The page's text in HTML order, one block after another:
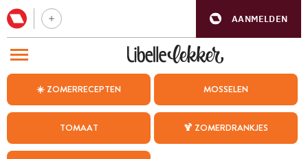
AANMELDEN
☀️ ZOMERRECEPTEN MOSSELEN
TOMAAT 🍹 ZOMERDRANKJES
BEZOEK ONZE ANDERE WEBSITES
WEEKMENU